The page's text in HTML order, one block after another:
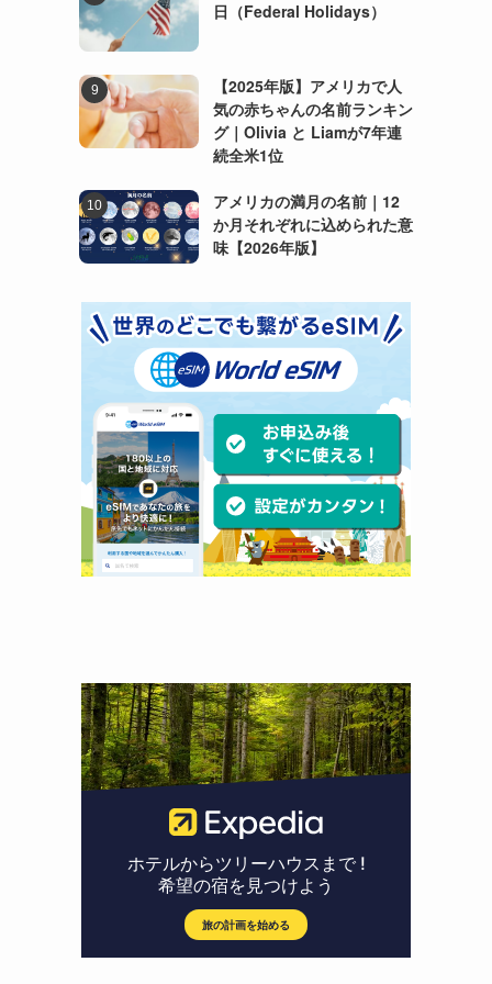
日（Federal Holidays）
【2025年版】アメリカで人
気の赤ちゃんの名前ランキン
グ｜Olivia と Liamが7年連
続全米1位
アメリカの満月の名前｜12
か月それぞれに込められた意
味【2026年版】